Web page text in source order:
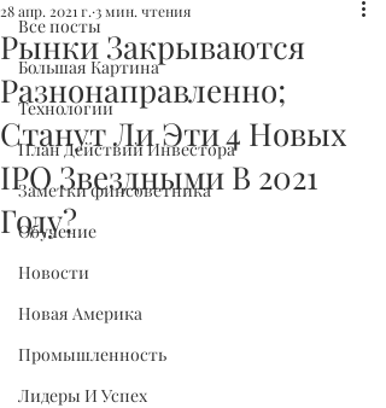
Все посты
Большая Картина
Технологии
План Действий Инвестора
Заметки финсоветника
Обучение
Новости
Новая Америка
Промышленность
Лидеры И Успех
Рынки Закрываются
Разнонаправленно;
Станут Ли Эти 4 Новых
IPO Звездными В 2021
Году?
28 апр. 2021 г. 3 мин. чтения